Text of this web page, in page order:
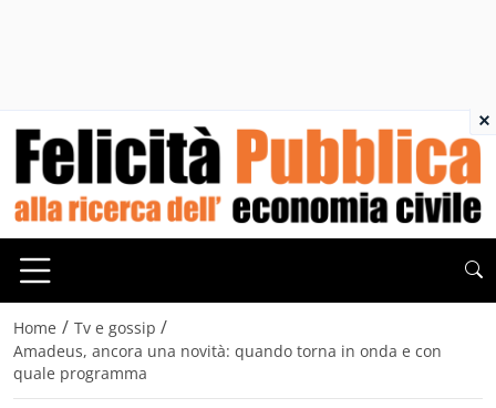
Home / Tv e gossip /
Amadeus, ancora una novità: quando torna in onda e con
quale programma
×